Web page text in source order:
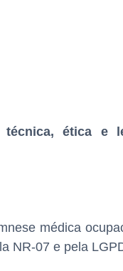
técnica, ética e
médica
NR-07 e pela